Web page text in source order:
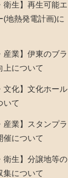
衛生】再生可能エ
(地熱発電計画)に
産業】伊東のブラ
上について
文化】文化ホール
いて
産業】スタンプラ
催について
衛生】分譲地等の
集について